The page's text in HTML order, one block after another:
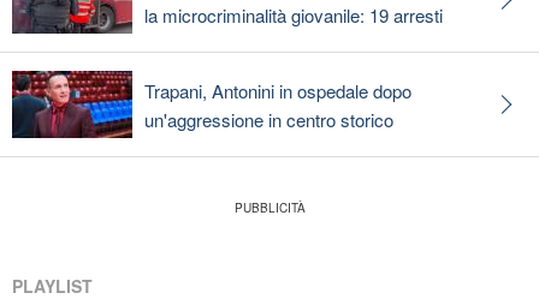
la microcriminalità giovanile: 19 arresti
Trapani, Antonini in ospedale dopo
un'aggressione in centro storico
PLAYLIST